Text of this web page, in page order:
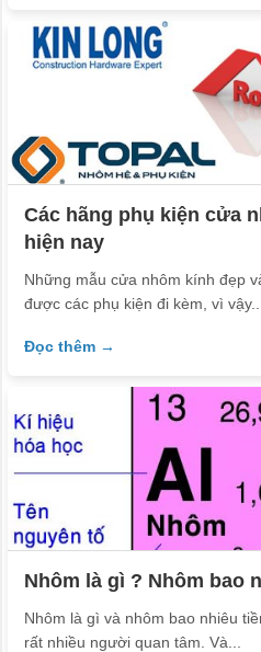
Các hãng phụ kiện cửa
hiện nay
Những mẫu cửa nhôm kính đẹp
được các phụ kiện đi kèm, vì
Đọc thêm →
​Nhôm là gì ? Nhôm bao
Nhôm là gì và nhôm bao nhiêu
rất nhiều người quan tâm. Và...